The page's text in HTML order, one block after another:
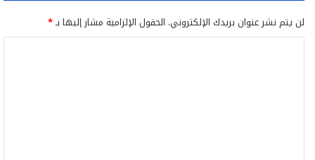
لن يتم نشر عنوان بريدك الإلكتروني. الحقول الإلزامية مشار إليها بـ*